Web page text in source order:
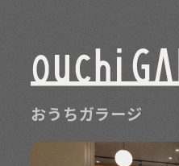
おうちガラージ